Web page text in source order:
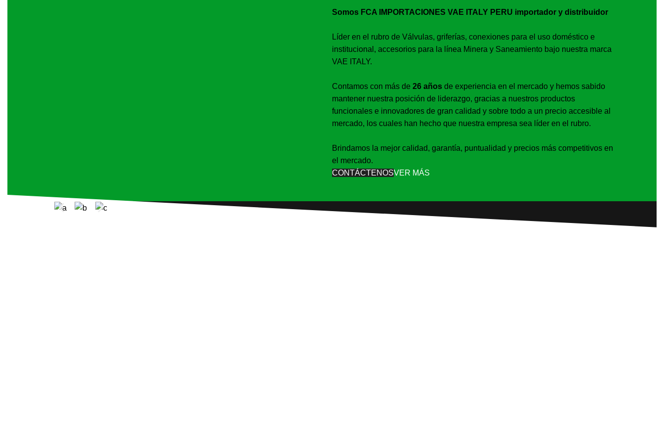
Somos FCA IMPORTACIONES VAE ITALY PERU importador y distribuidor
Líder en el rubro de Válvulas, griferías, conexiones para el uso doméstico e
institucional, accesorios para la línea Minera y Saneamiento bajo nuestra marca
VAE ITALY.
Contamos con más de 26 años de experiencia en el mercado y hemos sabido
mantener nuestra posición de liderazgo, gracias a nuestros productos
funcionales e innovadores de gran calidad y sobre todo a un precio accesible al
mercado, los cuales han hecho que nuestra empresa sea líder en el rubro.
Brindamos la mejor calidad, garantía, puntualidad y precios más competitivos en
el mercado.
CONTÁCTENOSVER MÁS